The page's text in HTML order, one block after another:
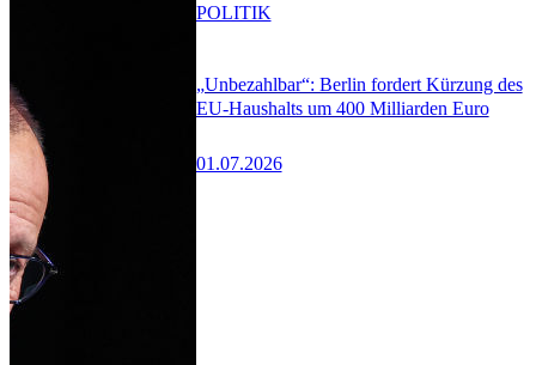
„Unbezahlbar“: Berlin fordert Kürzung des
EU-Haushalts um 400 Milliarden Euro
01.07.2026
POLITIK